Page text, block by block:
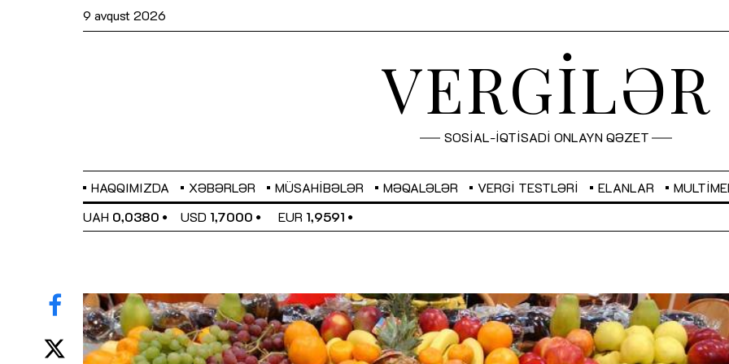
9 avqust 2026
VERGİLƏR
SOSİAL-İQTİSADİ ONLAYN QƏZET
HAQQIMIZDA XƏBƏRLƏR MÜSAHIBƏLƏR MƏQALƏLƏR VERGI TESTLƏRI ELANLAR
UAH 0,0380 USD 1,7000 EUR 1,9591
Sahibkarlıq fəaliyyəti üçün inklüziv
imkanlar yaradan vergi təşviqləri
MƏQALƏ
“Düzgün kommunikasiyanın
real iş və sistemli fəaliyyət
MÜSAHİBƏ